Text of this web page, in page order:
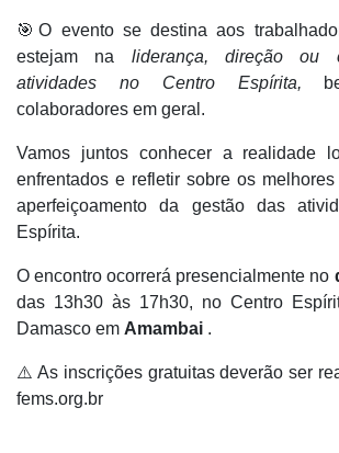
🎯O evento se destina aos
estejam na liderança, direção ou
atividades no Centro Espírita,
colaboradores em geral.
Vamos juntos conhecer a realidade
enfrentados e refletir sobre os
aperfeiçoamento da gestão das
Espírita.
O encontro ocorrerá presencialmente no
das 13h30 às 17h30, no Centro
Damasco em Amambai .
⚠️ As inscrições gratuitas deverão ser
fems.org.br